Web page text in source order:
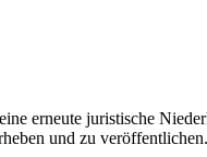
erneute juristische
und zu veröffentlichen.